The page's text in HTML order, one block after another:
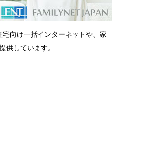
向け一括インターネットや、家
供しています。